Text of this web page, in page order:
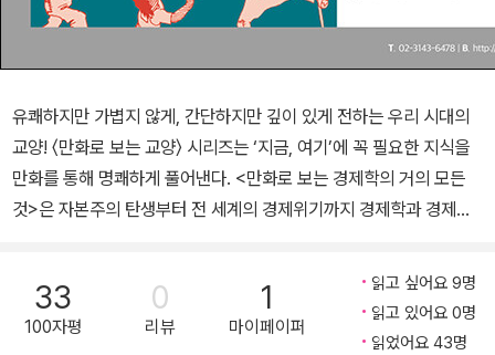
유쾌하지만 가볍지 않게, 간단하지만 깊이 있게 전하는 우리 시대의
교양! 〈만화로 보는 교양〉 시리즈는 ‘지금, 여기’에 꼭 필요한 지식을
만화를 통해 명쾌하게 풀어낸다. <만화로 보는 경제학의 거의 모든
것>은 자본주의 탄생부터 전 세계의 경제위기까지 경제학과 경제사
는 지상 최대의 철학 쑈>는 미국도서관협회 선정 최고의 그래픽노블
로 그동안 딱딱한 교실에만 갇혀 있던 철학을 우리 삶 곁으로 끌어내
려 친숙하고 재미있게 다가갈 수 있도록 도와준다. <만화로 보는 하
33
100자평
0
리뷰
1
마이페이퍼
읽고 싶어요 9명
읽고 있어요 0명
읽었어요 43명